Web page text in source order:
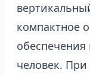
компактное
человек.